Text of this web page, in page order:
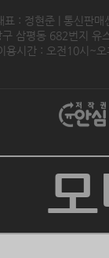
표 : 정현준 | 통신판
구 삼평동 682번지
용시간 : 오전10시~